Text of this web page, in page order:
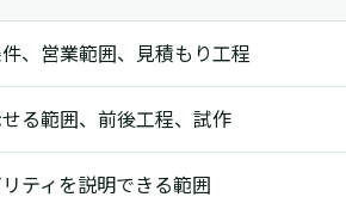
、営業範囲、見積もり工程
る範囲、前後工程、試作
ティを説明できる範囲